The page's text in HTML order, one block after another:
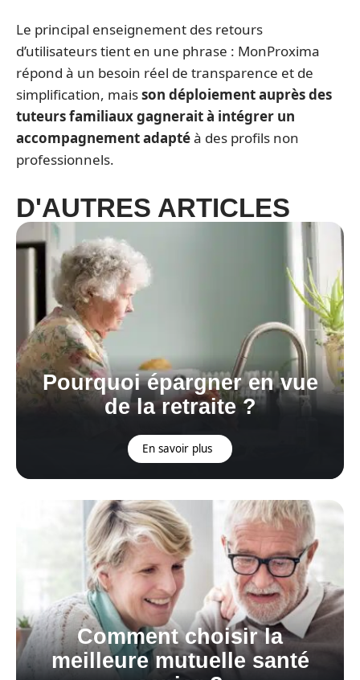
Le principal enseignement des retours
d’utilisateurs tient en une phrase : MonProxima
répond à un besoin réel de transparence et de
simplification, maisson déploiement auprès des
tuteurs familiaux gagnerait à intégrer un
accompagnement adaptéà des profils non
professionnels.
D'AUTRES ARTICLES
Pourquoi épargner en vue
de la retraite ?
En savoir plus
Comment choisir la
meilleure mutuelle santé